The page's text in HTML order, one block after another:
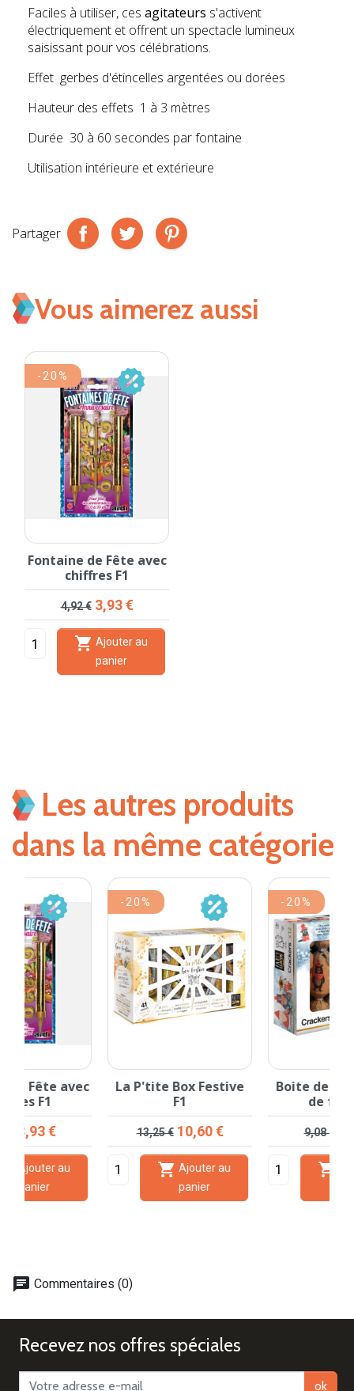
Faciles à utiliser, ces agitateurs s'activent
électriquement et offrent un spectacle lumineux
saisissant pour vos célébrations.
Effet gerbes d'étincelles argentées ou dorées
Hauteur des effets 1 à 3 mètres
Durée 30 à 60 secondes par fontaine
Utilisation intérieure et extérieure
Partager
Vous aimerez aussi
Fontaine de Fête avec
chiffres F1
Prix de base
4,92 € Prix
3,93 €
 Ajouter au
panier
-20%
Les autres produits
dans la même catégorie
La P'tite Box Festive
Prix de base
13,25 € 10,60 €
-20%
Boite de 12 Crackers
Prix de base
9,08 €
-20%
chat Commentaires (0)
Recevez nos offres spéciales
ok